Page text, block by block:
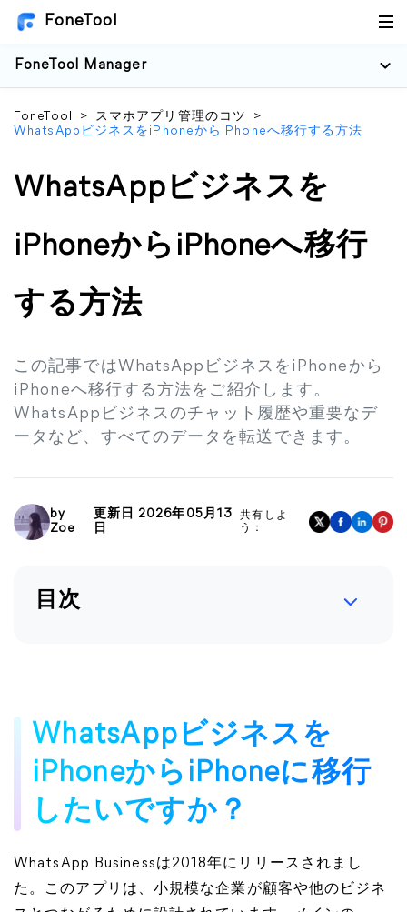
FoneTool
FoneTool Manager
FoneTool > スマホアプリ管理のコツ
>
WhatsAppビジネスをiPhoneからiPhoneへ移行する方法
WhatsAppビジネスを
iPhoneからiPhoneへ移行
する方法
この記事ではWhatsAppビジネスをiPhoneから
iPhoneへ移行する方法をご紹介します。
WhatsAppビジネスのチャット履歴や重要なデ
ータなど、すべてのデータを転送できます。
by
Zoe
更新日 2026年05月13
日
共有しよ
う：
目次
WhatsAppビジネスを
iPhoneからiPhoneに移行
したいですか？
WhatsApp Businessは2018年にリリースされまし
た。このアプリは、小規模な企業が顧客や他のビジネ